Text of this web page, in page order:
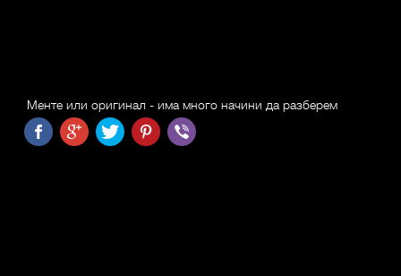
Менте или оригинал - има много начини да разберем